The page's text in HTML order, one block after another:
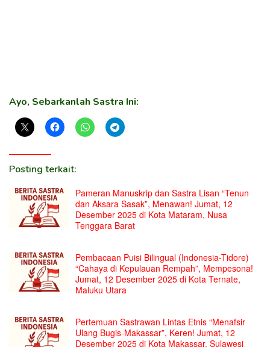
Ayo, Sebarkanlah Sastra Ini:
Posting terkait:
Pameran Manuskrip dan Sastra Lisan “Tenun
dan Aksara Sasak”, Menawan! Jumat, 12
Desember 2025 di Kota Mataram, Nusa
Tenggara Barat
Pembacaan Puisi Bilingual (Indonesia-Tidore)
“Cahaya di Kepulauan Rempah”, Mempesona!
Jumat, 12 Desember 2025 di Kota Ternate,
Maluku Utara
Pertemuan Sastrawan Lintas Etnis “Menafsir
Ulang Bugis-Makassar”, Keren! Jumat, 12
Desember 2025 di Kota Makassar, Sulawesi